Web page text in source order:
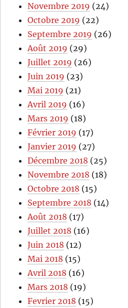
Novembre 2019 (24)
Octobre 2019 (22)
Septembre 2019 (26)
Août 2019 (29)
Juillet 2019 (26)
Juin 2019 (23)
Mai 2019 (21)
Avril 2019 (16)
Mars 2019 (18)
Février 2019 (17)
Janvier 2019 (27)
Décembre 2018 (25)
Novembre 2018 (18)
Octobre 2018 (15)
Septembre 2018 (14)
Août 2018 (17)
Juillet 2018 (16)
Juin 2018 (12)
Mai 2018 (15)
Avril 2018 (16)
Mars 2018 (19)
Fevrier 2018 (15)